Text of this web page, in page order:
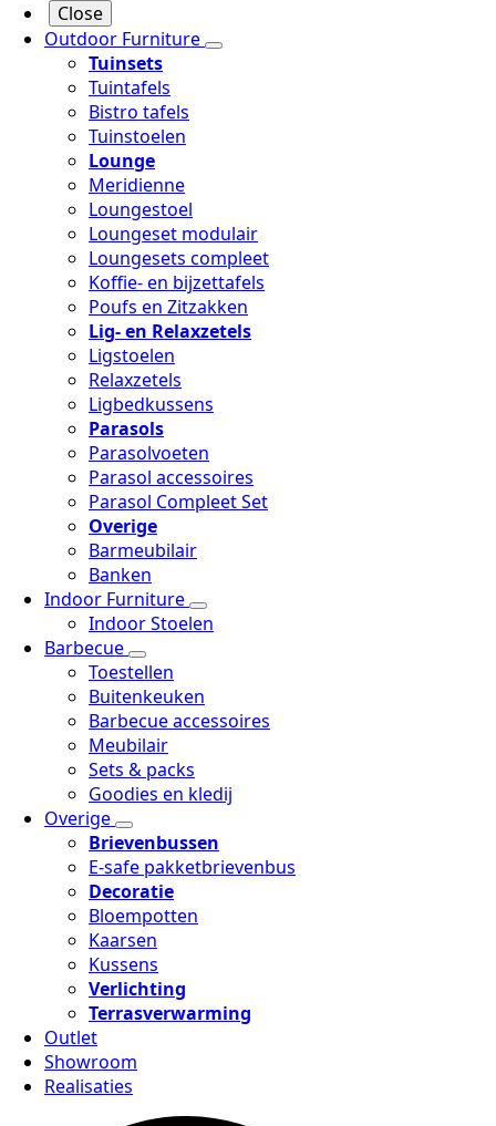
Close
Outdoor Furniture
Tuinsets
Tuintafels
Bistro tafels
Tuinstoelen
Lounge
Meridienne
Loungestoel
Loungeset modulair
Loungesets compleet
Koffie- en bijzettafels
Poufs en Zitzakken
Lig- en Relaxzetels
Ligstoelen
Relaxzetels
Ligbedkussens
Parasols
Parasolvoeten
Parasol accessoires
Parasol Compleet Set
Overige
Barmeubilair
Banken
Indoor Furniture
Indoor Stoelen
Barbecue
Toestellen
Buitenkeuken
Barbecue accessoires
Meubilair
Sets & packs
Goodies en kledij
Overige
Brievenbussen
E-safe pakketbrievenbus
Decoratie
Bloempotten
Kaarsen
Kussens
Verlichting
Terrasverwarming
Outlet
Showroom
Realisaties